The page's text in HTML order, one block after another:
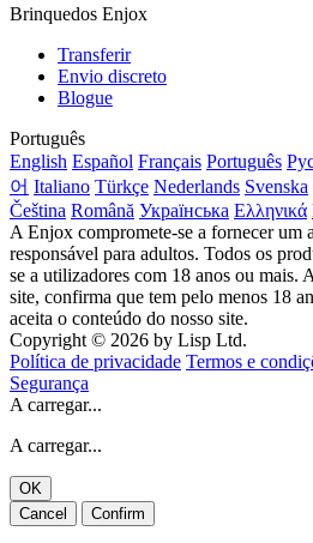
Brinquedos Enjox
Transferir
Envio discreto
Blogue
Português
English Español Français Português
어 Italiano Türkçe Nederlands Svenska
Čeština Română Українська Ελληνικά
A Enjox compromete-se a fornecer um
responsável para adultos. Todos os
se a utilizadores com 18 anos ou mais.
site, confirma que tem pelo menos 18
aceita o conteúdo do nosso site.
Copyright © 2026 by Lisp Ltd.
Política de privacidade Termos e
Segurança
A carregar...
A carregar...
OK
Cancel
Confirm